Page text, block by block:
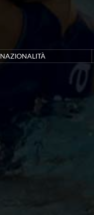
NAZIONALITÀ